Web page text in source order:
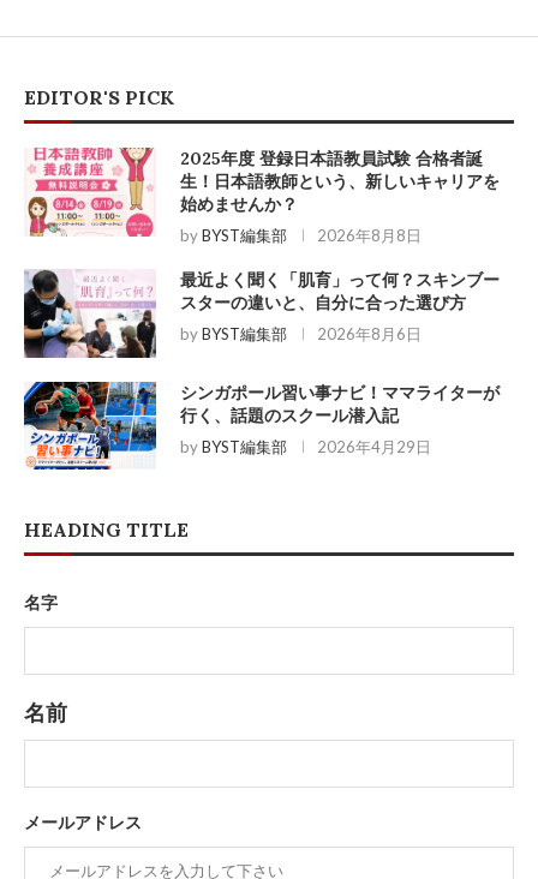
EDITOR'S PICK
2025年度 登録日本語教員試験 合格者誕
生！日本語教師という、新しいキャリアを
始めませんか？
byBYST編集部 2026年8月8日
最近よく聞く「肌育」って何？スキンブー
スターの違いと、自分に合った選び方
byBYST編集部 2026年8月6日
シンガポール習い事ナビ！ママライターが
行く、話題のスクール潜入記
byBYST編集部 2026年4月29日
HEADING TITLE
名字
名前
メールアドレス